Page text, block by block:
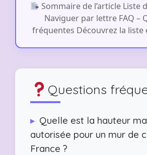
Sommaire de l’article Liste
Naviguer par lettre FAQ –
fréquentes Découvrez la
Questions
▸ Quelle est la hauteur
autorisée pour un mur de
France ?